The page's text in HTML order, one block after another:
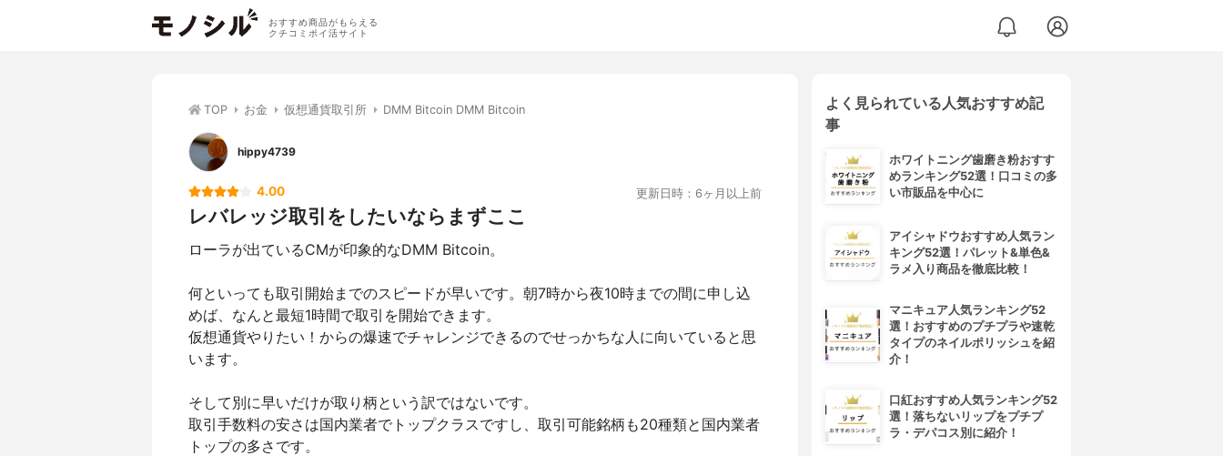
おすすめ商品がもらえる
クチコミポイ活サイト
TOP お金 仮想通貨取引所 DMM Bitcoin DMM Bitcoin
hippy4739
4.00 更新日時：6ヶ月以上前
レバレッジ取引をしたいならまずここ
ローラが出ているCMが印象的なDMM Bitcoin。
何といっても取引開始までのスピードが早いです。朝7時から夜10時までの間に申し込
めば、なんと最短1時間で取引を開始できます。
仮想通貨やりたい！からの爆速でチャレンジできるのでせっかちな人に向いていると思
います。
そして別に早いだけが取り柄という訳ではないです。
取引手数料の安さは国内業者でトップクラスですし、取引可能銘柄も20種類と国内業者
トップの多さです。
よく見られている人気おすすめ記
事
ホワイトニング歯磨き粉おすす
めランキング52選！口コミの多
い市販品を中心に
アイシャドウおすすめ人気ラン
キング52選！パレット&単色&
ラメ入り商品を徹底比較！
マニキュア人気ランキング52
選！おすすめのプチプラや速乾
タイプのネイルポリッシュを紹
介！
口紅おすすめ人気ランキング52
選！落ちないリップをプチプ
ラ・デパコス別に紹介！